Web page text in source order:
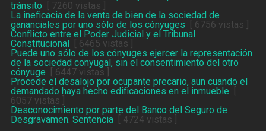
tránsito [ 7260 vistas ]
La ineficacia de la venta de bien de la sociedad de
gananciales por uno sólo de los cónyuges [ 6756 vistas ]
Conflicto entre el Poder Judicial y el Tribunal
Constitucional
[ 6465 vistas ]
Puede uno sólo de los cónyuges ejercer la representación
de la sociedad conyugal, sin el consentimiento del otro
cónyuge [ 6447 vistas ]
Procede el desalojo por ocupante precario, aun cuando el
demandado haya hecho edificaciones en el inmueble
6057 vistas ]
Desconocimiento por parte del Banco del Seguro de
Desgravamen. Sentencia[ 4724 vistas ]